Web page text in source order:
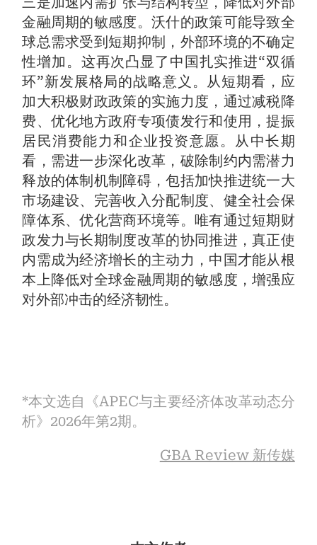
金融周期的敏感度。沃什的政策可能导致全
球总需求受到短期抑制，外部环境的不确定
性增加。这再次凸显了中国扎实推进“双循
环”新发展格局的战略意义。从短期看，应
加大积极财政政策的实施力度，通过减税降
费、优化地方政府专项债发行和使用，提振
居民消费能力和企业投资意愿。从中长期
看，需进一步深化改革，破除制约内需潜力
释放的体制机制障碍，包括加快推进统一大
市场建设、完善收入分配制度、健全社会保
障体系、优化营商环境等。唯有通过短期财
政发力与长期制度改革的协同推进，真正使
内需成为经济增长的主动力，中国才能从根
本上降低对全球金融周期的敏感度，增强应
对外部冲击的经济韧性。
*本文选自《APEC与主要经济体改革动态分
析》2026年第2期。
GBA Review 新传媒